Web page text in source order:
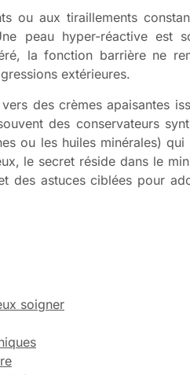
ou aux tiraillements
peau hyper-réactive est
la fonction barrière ne
extérieures.
des crèmes apaisantes
des conservateurs
ou les huiles minérales)
le secret réside dans le
des astuces ciblées pour
soigner